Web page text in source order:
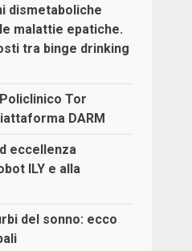
dismetaboliche
malattie epatiche.
tra binge drinking
Tor
DARM
eccellenza
ILY e alla
del sonno: ecco